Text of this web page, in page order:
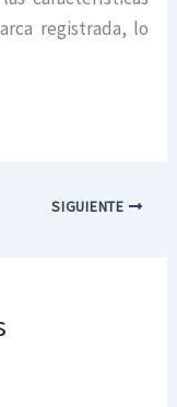
registrada, lo
SIGUIENTE